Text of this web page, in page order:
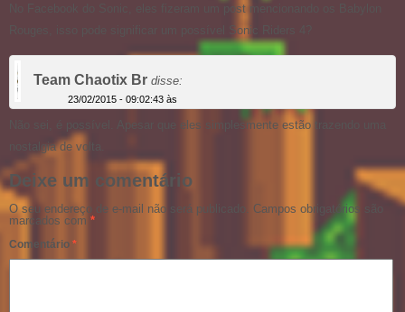
No Facebook do Sonic, eles fizeram um post mencionando os Babylon
Rouges, isso pode significar um possível Sonic Riders 4?
Team Chaotix Br disse:
23/02/2015 - 09:02:43 às
Não sei, é possível. Apesar que eles simplesmente estão trazendo uma
nostalgia de volta.
Deixe um comentário
O seu endereço de e-mail não será publicado.
Campos obrigatórios são
marcados com *
Comentário *